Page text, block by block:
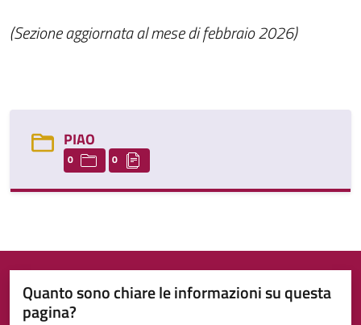
(Sezione aggiornata al mese di febbraio 2026)
PIAO
0 0
Quanto sono chiare le informazioni su questa
pagina?